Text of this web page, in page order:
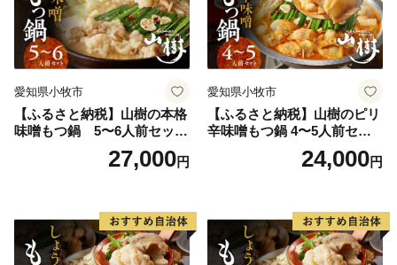
愛知県小牧市
【ふるさと納税】山樹の本格
味噌もつ鍋 5〜6人前セット
山樹 国産 牛もつ ホルモン モ
ツ オンライン飲み会 ホーム
間
27,000円
愛知県小牧市
【ふるさと納税】山樹のピリ
辛味噌もつ鍋 4〜5人前セッ
ト 山樹 国産 牛もつ ホルモン
モツ オンライン飲み会 ホー
時間
24,000円